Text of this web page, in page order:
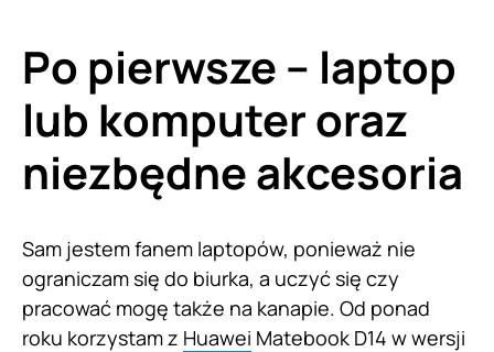
Po pierwsze – laptop
lub komputer oraz
niezbędne akcesoria
Sam jestem fanem laptopów, ponieważ nie
ograniczam się do biurka, a uczyć się czy
pracować mogę także na kanapie. Od ponad
roku korzystam z Huawei Matebook D14 w wersji